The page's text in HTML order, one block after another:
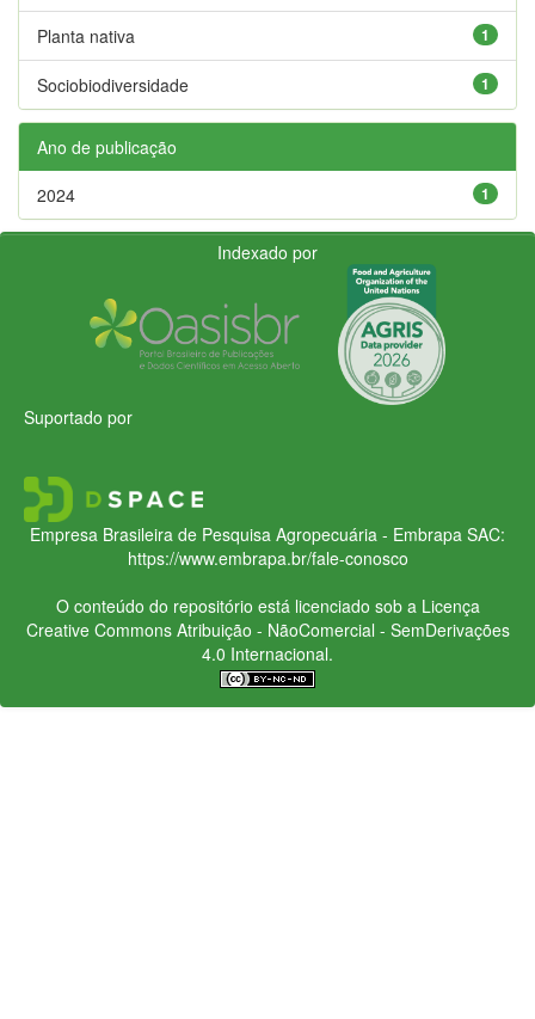
1
Planta nativa
1
Sociobiodiversidade
Ano de publicação
1
2024
Indexado por
Suportado por
Empresa Brasileira de Pesquisa Agropecuária - Embrapa SAC:
https://www.embrapa.br/fale-conosco
O conteúdo do repositório está licenciado sob a Licença
Creative CommonsAtribuição - NãoComercial - SemDerivações
4.0 Internacional.